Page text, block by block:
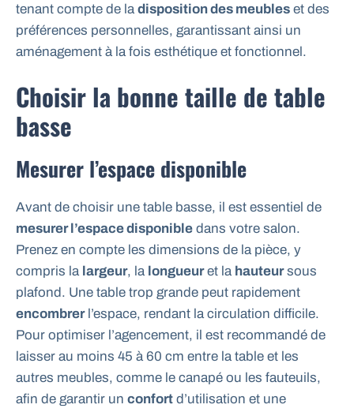
tenant compte de la disposition des meubles et des
préférences personnelles, garantissant ainsi un
aménagement à la fois esthétique et fonctionnel.
Choisir la bonne taille de table
basse
Mesurer l’espace disponible
Avant de choisir une table basse, il est essentiel de
mesurer l’espace disponible dans votre salon.
Prenez en compte les dimensions de la pièce, y
compris la largeur, la longueuret la hauteursous
plafond. Une table trop grande peut rapidement
encombrerl’espace, rendant la circulation difficile.
Pour optimiser l’agencement, il est recommandé de
laisser au moins 45 à 60 cm entre la table et les
autres meubles, comme le canapé ou les fauteuils,
afin de garantir un confort d’utilisation et une